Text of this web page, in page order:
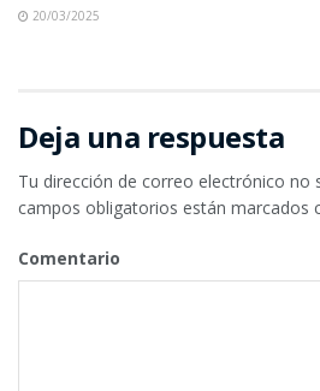
20/03/2025
Deja una respuesta
Tu dirección de correo electrónico no
campos obligatorios están marcados
Comentario